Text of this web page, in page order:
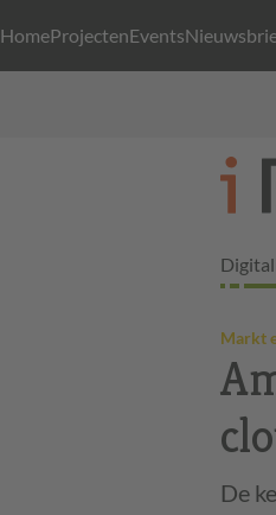
HomeProjectenEvents
Markt
De